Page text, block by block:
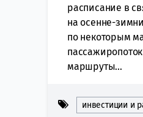
расписание в
на осенне-
по некоторым
маршруты...
инвестиции и